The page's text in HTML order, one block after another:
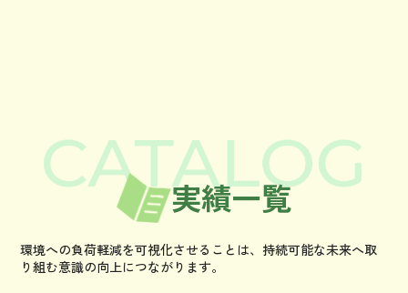
実績一覧
環境への負荷軽減を可視化させることは、持続可能な未来へ取
り組む意識の向上につながります。